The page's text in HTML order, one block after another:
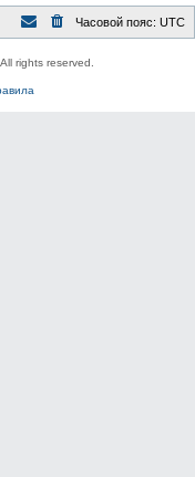
Часовой пояс: UTC
rights reserved.